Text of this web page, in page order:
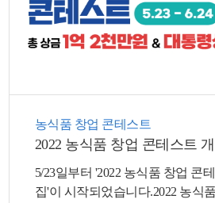
농식품 창업 콘테스트
2022 농식품 창업 콘테스트
5/23일부터 '2022 농식품 창업 콘
집'이 시작되었습니다.2022 농식